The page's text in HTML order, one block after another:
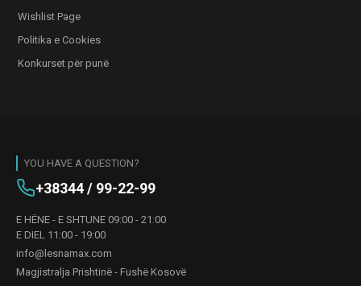
Wishlist Page
Politika e Cookies
Konkurset për punë
YOU HAVE A QUESTION?
+38344 / 99-22-99
E HËNE - E SHTUNE 09:00 - 21:00
E DIEL 11:00 - 19:00
info@lesnamax.com
Magjistralja Prishtinë - Fushë Kosovë